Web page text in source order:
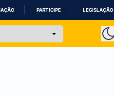
PARTICIPE LEGISLAÇÃO